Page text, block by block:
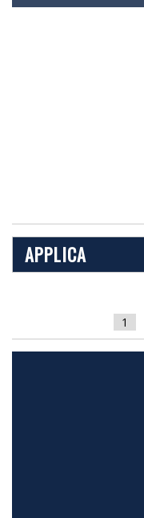
APPLICA
1